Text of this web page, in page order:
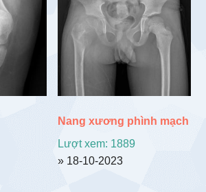
Nang xương phình mạch
Lượt xem: 1889
» 18-10-2023